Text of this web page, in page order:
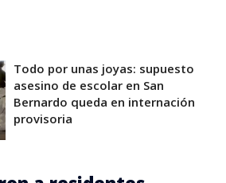
Todo por unas joyas: supuesto
asesino de escolar en San
Bernardo queda en internación
provisoria